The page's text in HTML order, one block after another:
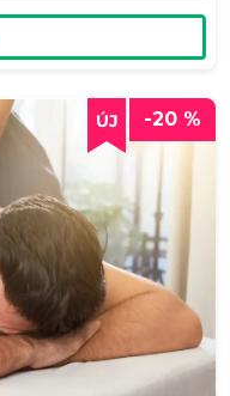
-20 %